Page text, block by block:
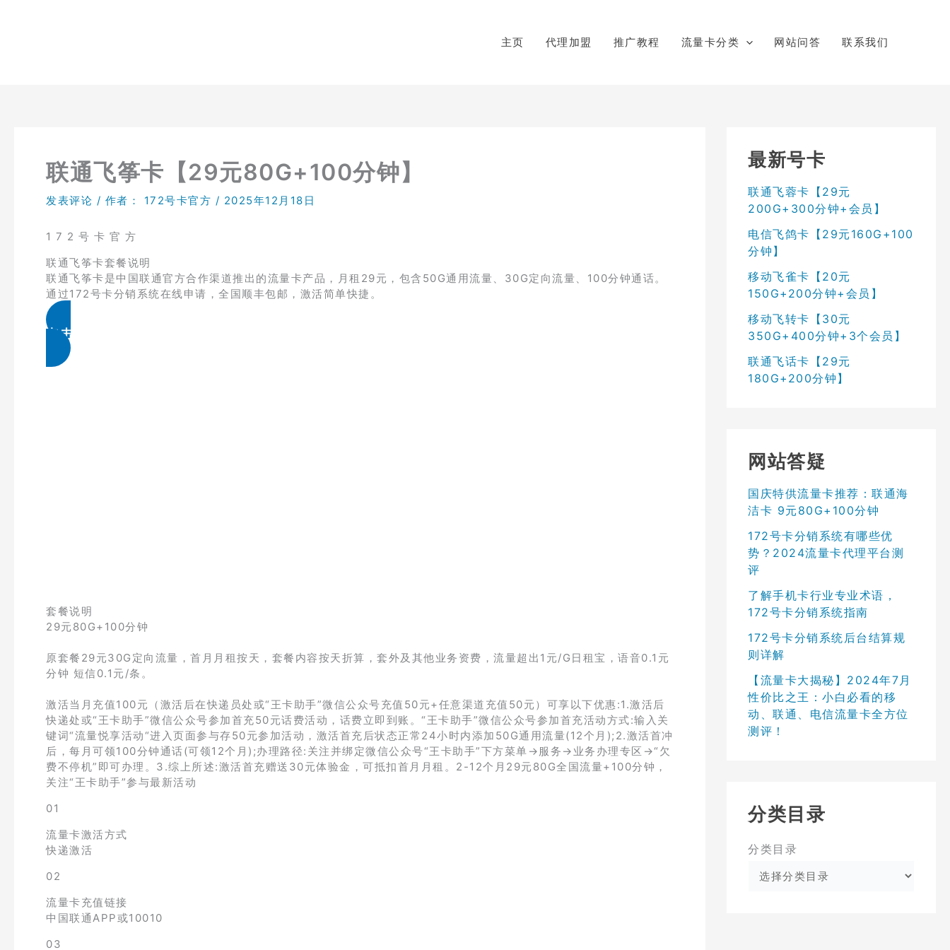
主页 代理加盟 推广教程 流量卡分类 网站问答 联系我们
联通飞筝卡【29元80G+100分钟】
发表评论 / 作者： 172号卡官方 / 2025年12月18日
1 7 2 号 卡 官 方
联通飞筝卡套餐说明
联通飞筝卡是中国联通官方合作渠道推出的流量卡产品，月租29元，包含50G通用流量、30G定向流量、100分钟通话。
通过172号卡分销系统在线申请，全国顺丰包邮，激活简单快捷。
点击免费领取
套餐说明
29元80G+100分钟
原套餐29元30G定向流量，首月月租按天，套餐内容按天折算，套外及其他业务资费，流量超出1元/G日租宝，语音0.1元
分钟 短信0.1元/条。
激活当月充值100元（激活后在快递员处或“王卡助手”微信公众号充值50元+任意渠道充值50元）可享以下优惠:1.激活后
快递处或“王卡助手”微信公众号参加首充50元话费活动，话费立即到账。“王卡助手”微信公众号参加首充活动方式:输入关
键词“流量悦享活动“进入页面参与存50元参加活动，激活首充后状态正常24小时内添加50G通用流量(12个月);2.激活首冲
后，每月可领100分钟通话(可领12个月);办理路径:关注并绑定微信公众号“王卡助手”下方菜单→服务→业务办理专区→“欠
费不停机”即可办理。3.综上所述:激活首充赠送30元体验金，可抵扣首月月租。2-12个月29元80G全国流量+100分钟，
关注“王卡助手”参与最新活动
01
流量卡激活方式
快递激活
02
流量卡充值链接
中国联通APP或10010
03
最新号卡
联通飞蓉卡【29元
200G+300分钟+会员】
电信飞鸽卡【29元160G+100
分钟】
移动飞雀卡【20元
150G+200分钟+会员】
移动飞转卡【30元
350G+400分钟+3个会员】
联通飞话卡【29元
180G+200分钟】
网站答疑
国庆特供流量卡推荐：联通海
洁卡 9元80G+100分钟
172号卡分销系统有哪些优
势？2024流量卡代理平台测
评
了解手机卡行业专业术语，
172号卡分销系统指南
172号卡分销系统后台结算规
则详解
【流量卡大揭秘】2024年7月
性价比之王：小白必看的移
动、联通、电信流量卡全方位
测评！
分类目录
分类目录